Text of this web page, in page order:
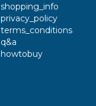
shopping_info
privacy_policy
terms_conditions
q&a
howtobuy